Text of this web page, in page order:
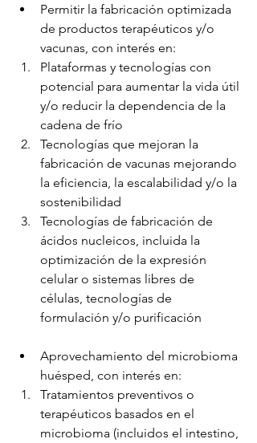
Permitir la fabricación optimizada
de productos terapéuticos y/o
vacunas, con interés en:
Plataformas y tecnologías con
potencial para aumentar la vida útil
y/o reducir la dependencia de la
cadena de frío
Tecnologías que mejoran la
fabricación de vacunas mejorando
la eficiencia, la escalabilidad y/o la
sostenibilidad
Tecnologías de fabricación de
ácidos nucleicos, incluida la
optimización de la expresión
celular o sistemas libres de
células, tecnologías de
formulación y/o purificación
Aprovechamiento del microbioma
huésped, con interés en:
Tratamientos preventivos o
terapéuticos basados ​​en el
microbioma (incluidos el intestino,